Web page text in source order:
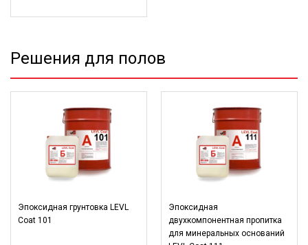
Решения для полов
Эпоксидная грунтовка LEVL
Coat 101
Эпоксидная
двухкомпонентная пропитка
для минеральных оснований